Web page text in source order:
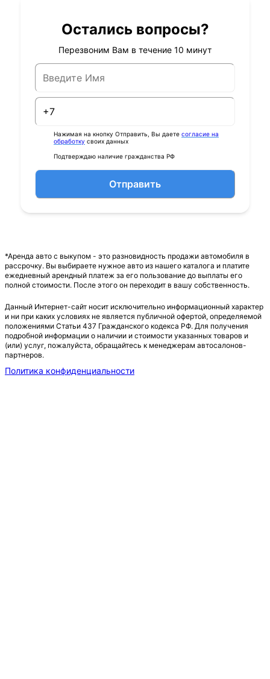
Остались вопросы?
Перезвоним Вам в течение 10 минут
Нажимая на кнопку Отправить, Вы даете согласие на
обработку своих данных
Подтверждаю наличие гражданства РФ
Отправить
*Аренда авто с выкупом - это разновидность продажи автомобиля в
рассрочку. Вы выбираете нужное авто из нашего каталога и платите
ежедневный арендный платеж за его пользование до выплаты его
полной стоимости. После этого он переходит в вашу собственность.
Данный Интернет-сайт носит исключительно информационный характер
и ни при каких условиях не является публичной офертой, определяемой
положениями Статьи 437 Гражданского кодекса РФ. Для получения
подробной информации о наличии и стоимости указанных товаров и
(или) услуг, пожалуйста, обращайтесь к менеджерам автосалонов-
партнеров.
Политика конфиденциальности